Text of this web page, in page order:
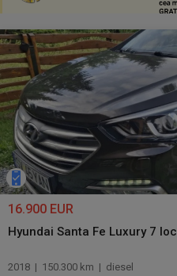
16.900 EUR
Hyundai Santa Fe Luxury 7
2018 | 150.300 km | diesel